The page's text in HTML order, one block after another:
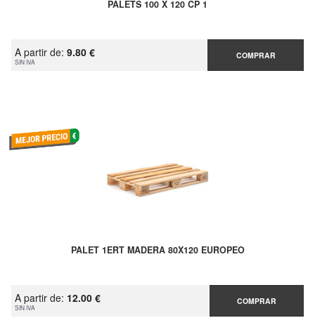
PALETS 100 X 120 CP 1
A partir de: 9.80 €
SIN IVA
COMPRAR
PALET 1ERT MADERA 80X120 EUROPEO
A partir de: 12.00 €
SIN IVA
COMPRAR